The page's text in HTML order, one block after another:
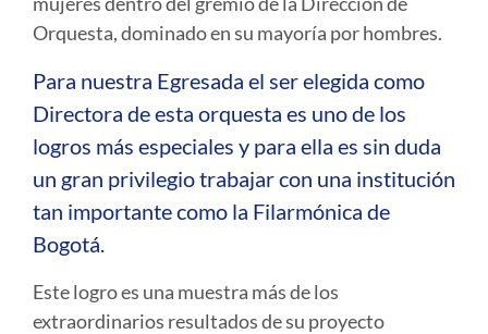
Orquesta, dominado en su mayoría por hombres.
Para nuestra Egresada el ser elegida como
Directora de esta orquesta es uno de los
logros más especiales y para ella es sin duda
un gran privilegio trabajar con una institución
tan importante como la Filarmónica de
Bogotá.
Este logro es una muestra más de los
extraordinarios resultados de su proyecto